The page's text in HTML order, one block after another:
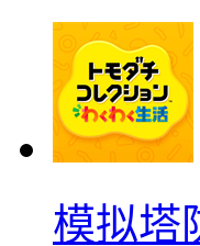
模拟塔